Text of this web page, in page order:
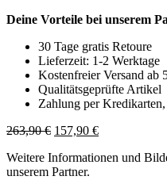
Deine Vorteile bei unserem
30 Tage gratis Retoure
Lieferzeit: 1-2 Werktage
Kostenfreier Versand ab
Qualitätsgeprüfte Artikel
Zahlung per
263,90€ Ursprünglicher
war:
263,90 €
157,90 €Aktueller
ist:
Weitere Informationen und
unserem Partner.